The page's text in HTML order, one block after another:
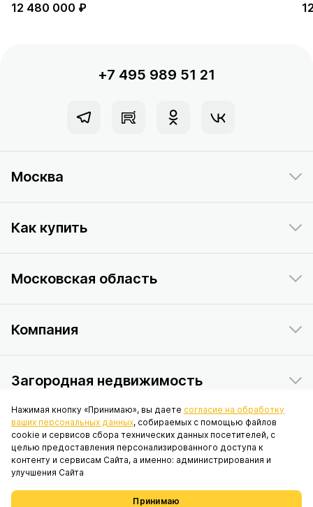
12 480 000 ₽
+7 495 989 51 21
Москва
Как купить
Московская область
Компания
Загородная недвижимость
Данный интернет-сайт носит исключительно информационный
характер и ни при каких условиях не является публичной офертой,
определяемой положениями статьи 437 Гражданского кодекса
Российской Федерации. © 2026 ПАО «ИНГРАД», адрес: 119017, г.
6/1/2, стр. 1, помещ. 2/6.
Нажимая кнопку «Принимаю», вы даете согласие на обработку
ваших персональных данных, собираемых с помощью файлов
cookie и сервисов сбора технических данных посетителей, с
целью предоставления персонализированного доступа к
контенту и сервисам Сайта, а именно: администрирования и
улучшения Сайта
Принимаю